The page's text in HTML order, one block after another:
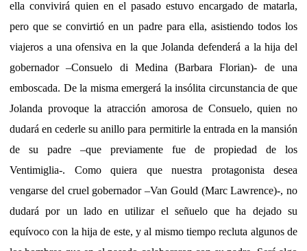
ella convivirá quien en el pasado estuvo encargado de matarla,
pero que se convirtió en un padre para ella, asistiendo todos los
viajeros a una ofensiva en la que Jolanda defenderá a la hija del
gobernador –Consuelo di Medina (Barbara Florian)- de una
emboscada. De la misma emergerá la insólita circunstancia de que
Jolanda provoque la atracción amorosa de Consuelo, quien no
dudará en cederle su anillo para permitirle la entrada en la mansión
de su padre –que previamente fue de propiedad de los
Ventimiglia-. Como quiera que nuestra protagonista desea
vengarse del cruel gobernador –Van Gould (Marc Lawrence)-, no
dudará por un lado en utilizar el señuelo que ha dejado su
equívoco con la hija de este, y al mismo tiempo recluta algunos de